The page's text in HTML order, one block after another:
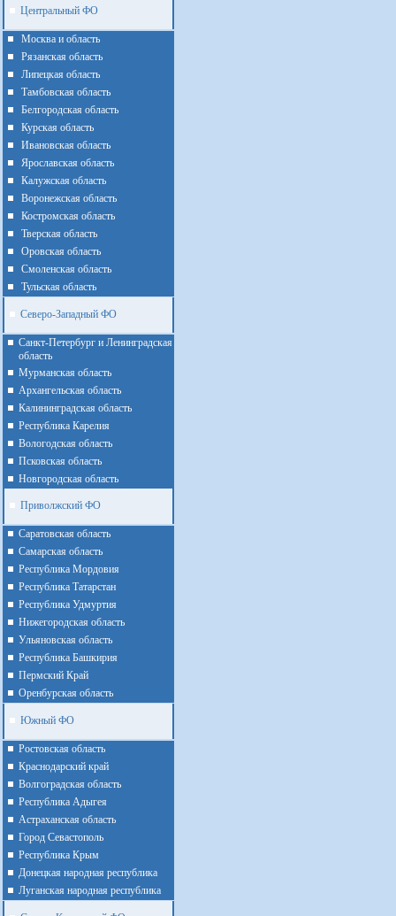
Центральный ФО
Москва и область
Рязанская область
Липецкая область
Тамбовская область
Белгородская область
Курская область
Ивановская область
Ярославская область
Калужская область
Воронежская область
Костромская область
Тверская область
Оровская область
Смоленская область
Тульская область
Северо-Западный ФО
Санкт-Петербург и Ленинградская
область
Мурманская область
Архангельская область
Калининградская область
Республика Карелия
Вологодская область
Псковская область
Новгородская область
Приволжский ФО
Cаратовская область
Cамарская область
Республика Мордовия
Республика Татарстан
Республика Удмуртия
Нижегородская область
Ульяновская область
Республика Башкирия
Пермский Край
Оренбурская область
Южный ФО
Ростовская область
Краснодарский край
Волгоградская область
Республика Адыгея
Астраханская область
Город Севастополь
Республика Крым
Донецкая народная республика
Луганская народная республика